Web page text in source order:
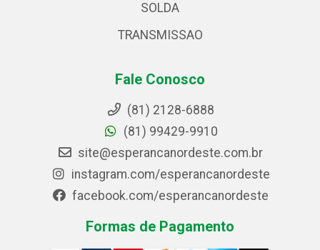
SOLDA
TRANSMISSAO
Fale Conosco
(81) 2128-6888
(81) 99429-9910
site@esperancanordeste.com.br
instagram.com/esperancanordeste
facebook.com/esperancanordeste
Formas de Pagamento